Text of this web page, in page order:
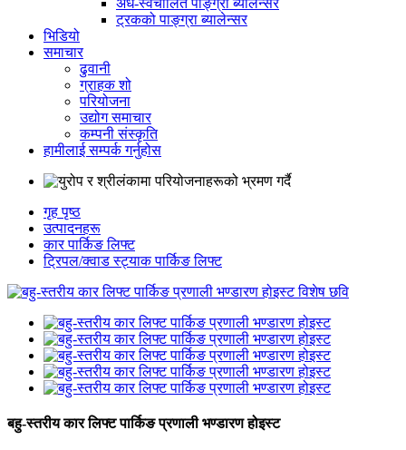
अर्ध-स्वचालित पाङ्ग्रा ब्यालेन्सर
ट्रकको पाङ्ग्रा ब्यालेन्सर
भिडियो
समाचार
ढुवानी
ग्राहक शो
परियोजना
उद्योग समाचार
कम्पनी संस्कृति
हामीलाई सम्पर्क गर्नुहोस
गृह पृष्ठ
उत्पादनहरू
कार पार्किङ लिफ्ट
ट्रिपल/क्वाड स्ट्याक पार्किङ लिफ्ट
बहु-स्तरीय कार लिफ्ट पार्किङ प्रणाली भण्डारण होइस्ट